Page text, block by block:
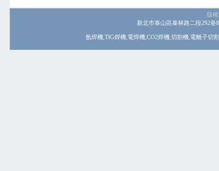
版
新北市泰山區泰林路二段292
氬焊機,TIG焊機,電焊機,CO2焊機,切割機,電離子切